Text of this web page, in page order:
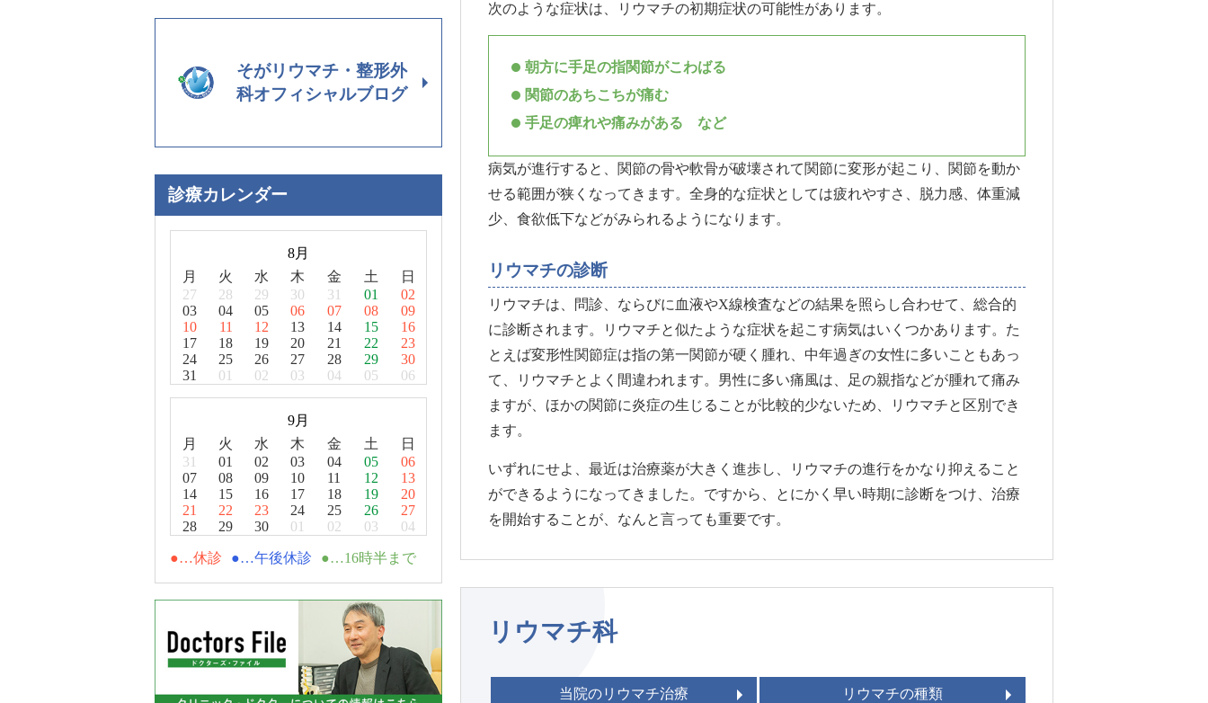
次のような症状は、リウマチの初期症状の可能性があります。
朝方に手足の指関節がこわばる
関節のあちこちが痛む
手足の痺れや痛みがある など
病気が進行すると、関節の骨や軟骨が破壊されて関節に変形が起こり、関節を動か
せる範囲が狭くなってきます。全身的な症状としては疲れやすさ、脱力感、体重減
少、食欲低下などがみられるようになります。
リウマチの診断
リウマチは、問診、ならびに血液やX線検査などの結果を照らし合わせて、総合的
に診断されます。リウマチと似たような症状を起こす病気はいくつかあります。た
とえば変形性関節症は指の第一関節が硬く腫れ、中年過ぎの女性に多いこともあっ
て、リウマチとよく間違われます。男性に多い痛風は、足の親指などが腫れて痛み
ますが、ほかの関節に炎症の生じることが比較的少ないため、リウマチと区別でき
ます。
いずれにせよ、最近は治療薬が大きく進歩し、リウマチの進行をかなり抑えること
ができるようになってきました。ですから、とにかく早い時期に診断をつけ、治療
を開始することが、なんと言っても重要です。
リウマチ科
当院のリウマチ治療 リウマチの種類
そがリウマチ・整形外
科オフィシャルブログ
診療カレンダー
8月
月
火 水 木 金 土
日
27
28 29 30 31 01
02
03
04 05 06 07 08
09
10
11 12 13 14 15
16
17
18 19 20 21 22
23
24
25 26 27 28 29
30
31
01 02 03 04 05 06
9月
月
火 水 木 金 土
日
31
01 02 03 04 05
06
07
08 09 10 11 12
13
14
15 16 17 18 19
20
21
22 23 24 25 26
27
28
29 30 01 02 03 04
休診 午後休診 16時半まで